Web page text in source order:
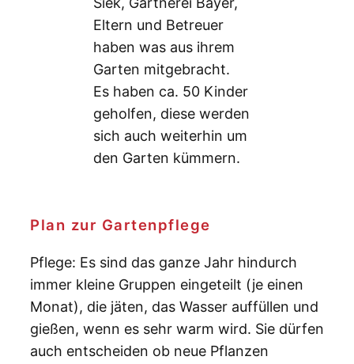
Eltern und Betreuer
haben was aus ihrem
Garten mitgebracht.
Es haben ca. 50 Kinder
geholfen, diese werden
sich auch weiterhin um
den Garten kümmern.
Plan zur Gartenpflege
Pflege: Es sind das ganze Jahr hindurch
immer kleine Gruppen eingeteilt (je einen
Monat), die jäten, das Wasser auffüllen und
gießen, wenn es sehr warm wird. Sie dürfen
auch entscheiden ob neue Pflanzen